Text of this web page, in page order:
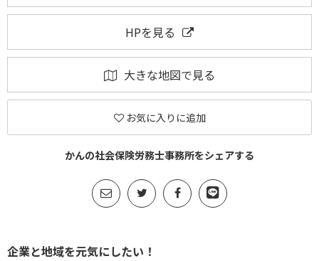
HPを見る
大きな地図で見る
お気に入りに追加
かんの社会保険労務士事務所をシェアする
企業と地域を元気にしたい！